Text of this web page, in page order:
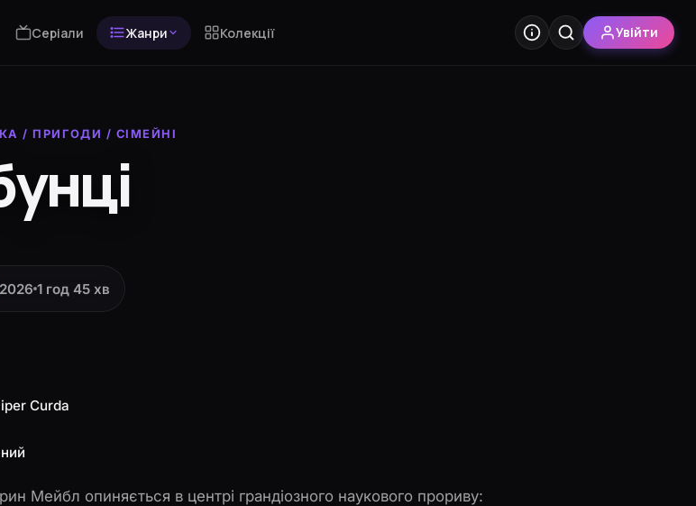
Серіали Жанри Колекції Увійти
/ПРИГОДИ / СІМЕЙНІ
2026 1 год 45 хв
Curda
Мейбл опиняється в центрі грандіозного наукового прориву: